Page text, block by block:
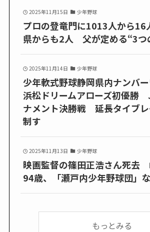
2025年11月15日 少年野球
プロの登竜門に1013人から
県からも2人 父が定める“3つ
2025年11月14日 少年野球
少年軟式野球静岡県内ナンバ
浜松ドリームアローズ初優勝
ナメント決勝戦 延長タイブ
制す
2025年11月13日 少年野球
映画監督の篠田正浩さん死去
94歳、「瀬戸内少年野球団」
もっとみる